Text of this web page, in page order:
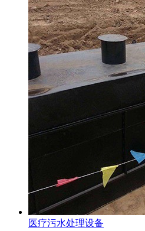
医疗污水处理设备